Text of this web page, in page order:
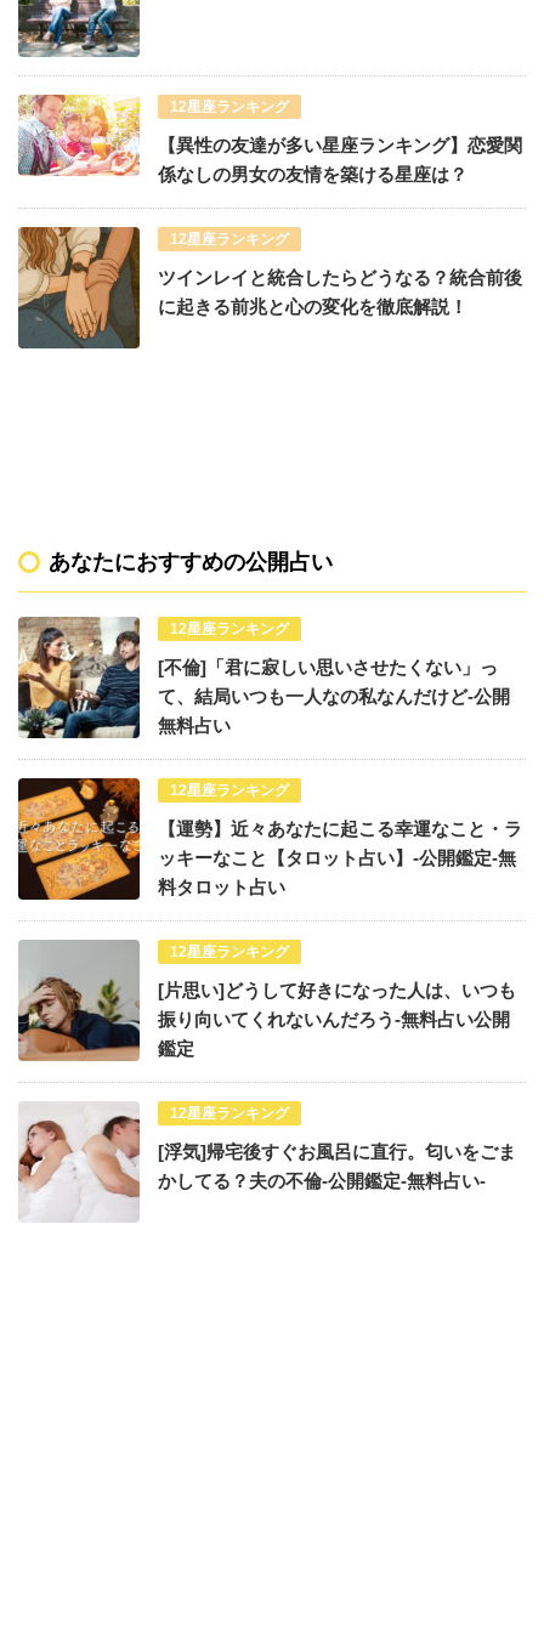
12星座ランキング
【異性の友達が多い星座ランキング】恋愛関
係なしの男女の友情を築ける星座は？
12星座ランキング
ツインレイと統合したらどうなる？統合前後
に起きる前兆と心の変化を徹底解説！
あなたにおすすめの公開占い
12星座ランキング
[不倫]「君に寂しい思いさせたくない」っ
て、結局いつも一人なの私なんだけど-公開
無料占い
12星座ランキング
【運勢】近々あなたに起こる幸運なこと・ラ
ッキーなこと【タロット占い】-公開鑑定-無
料タロット占い
12星座ランキング
[片思い]どうして好きになった人は、いつも
振り向いてくれないんだろう-無料占い公開
鑑定
12星座ランキング
[浮気]帰宅後すぐお風呂に直行。匂いをごま
かしてる？夫の不倫-公開鑑定-無料占い-